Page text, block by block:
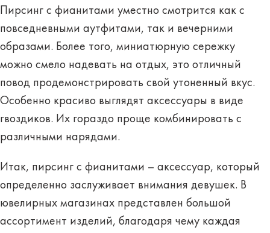
Пирсинг с фианитами уместно смотрится как с
повседневными аутфитами, так и вечерними
образами. Более того, миниатюрную сережку
можно смело надевать на отдых, это отличный
повод продемонстрировать свой утоненный вкус.
Особенно красиво выглядят аксессуары в виде
гвоздиков. Их гораздо проще комбинировать с
различными нарядами.
Итак, пирсинг с фианитами – аксессуар, который
определенно заслуживает внимания девушек. В
ювелирных магазинах представлен большой
ассортимент изделий, благодаря чему каждая